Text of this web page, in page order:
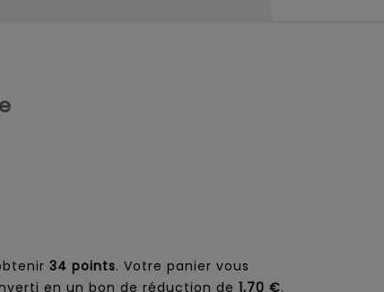
34 points. Votre panier vous
en un bon de réduction de 1,70 €.